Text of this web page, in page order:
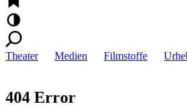
Theater Medien Filmstoffe
404 Error